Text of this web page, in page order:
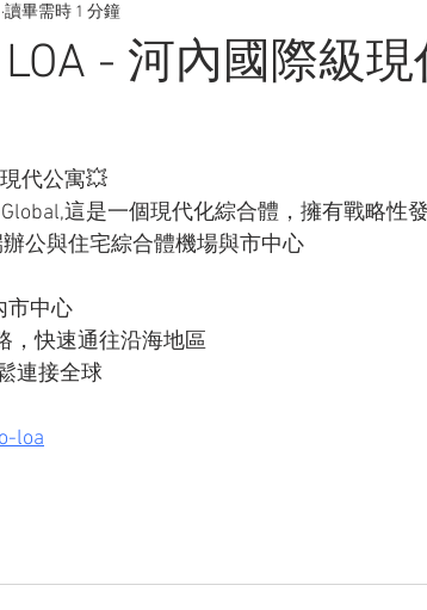
LOA - 河內國際級
讀畢需時 1 分鐘
代公寓💥
這是一個現代化綜合體，擁有戰略性
公與住宅綜合體機場與市中心
市中心
，快速通往沿海地區
連接全球
loa